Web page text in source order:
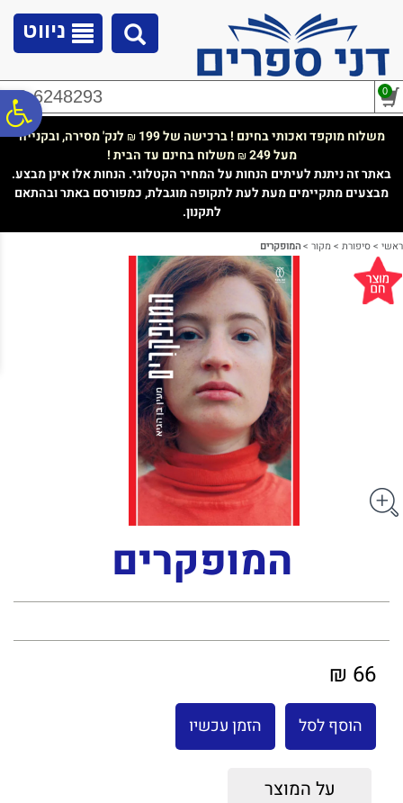
נגישות
ניווט
02-6248293 0
משלוח מוקפד ואכותי בחינם ! ברכישה של 199 ₪ לנק' מסירה, ובקנייה
מעל 249
₪משלוח בחינם עד הבית !
באתר זה ניתנת לעיתים הנחות על המחיר הקטלוגי. הנחות אלו אינן מבצע.
מבצעים מתקיימים מעת לעת לתקופה מוגבלת, כמפורסם באתר ובהתאם
לתקנון.
ראשי >סיפורת >מקור >המופקרים
המופקרים
66 ₪
הוסף לסל הזמן עכשיו
על המוצר